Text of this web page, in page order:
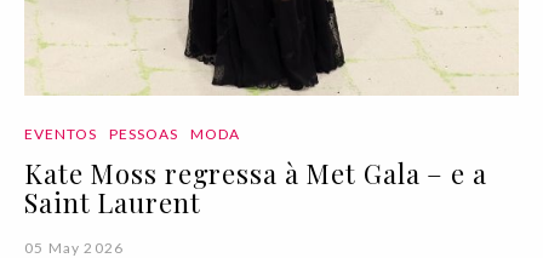
EVENTOS PESSOAS MODA
Kate Moss regressa à Met Gala – e a
Saint Laurent
05 May 2026